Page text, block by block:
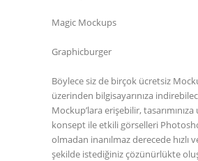
Magic Mockups
Graphicburger
Böylece siz de birçok ücretsiz
üzerinden bilgisayarınıza
Mockup’lara erişebilir,
konsept ile etkili görselleri
olmadan inanılmaz derecede hızlı
şekilde istediğiniz çözünürlükte